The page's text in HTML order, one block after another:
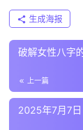
生成海报
破解女性八字
上一篇
2025年7月7日